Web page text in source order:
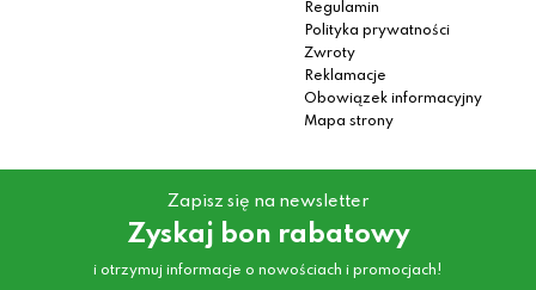
Regulamin
Polityka prywatności
Zwroty
Reklamacje
Obowiązek informacyjny
Mapa strony
Zapisz się na newsletter
Zyskaj bon rabatowy
i otrzymuj informacje o nowościach i promocjach!